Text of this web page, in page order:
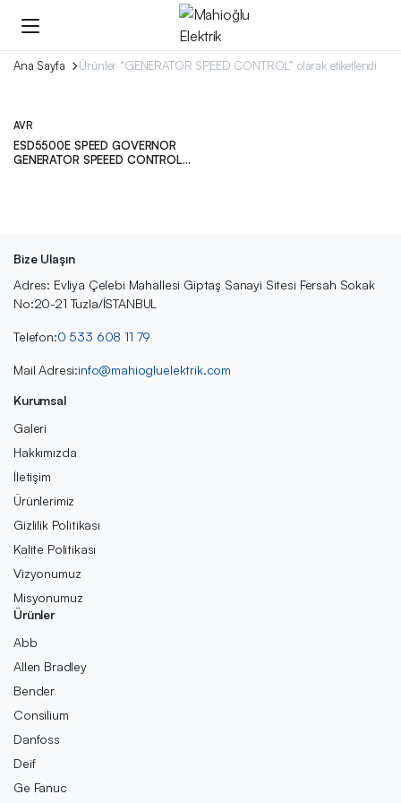
Ana Sayfa Ürünler “GENERATOR SPEED CONTROL” olarak etiketlendi
AVR
ESD5500E SPEED GOVERNOR
GENERATOR SPEEED CONTROL
Bize Ulaşın
Adres: Evliya Çelebi Mahallesi Giptaş Sanayi Sitesi Fersah Sokak
No:20-21 Tuzla/İSTANBUL
Telefon:0 533 608 11 79
Mail Adresi:info@mahiogluelektrik.com
Kurumsal
Galeri
Hakkımızda
İletişim
Ürünlerimiz
Gizlilik Politikası
Kalite Politikası
Vizyonumuz
Misyonumuz
Ürünler
Abb
Allen Bradley
Bender
Consilium
Danfoss
Deif
Ge Fanuc